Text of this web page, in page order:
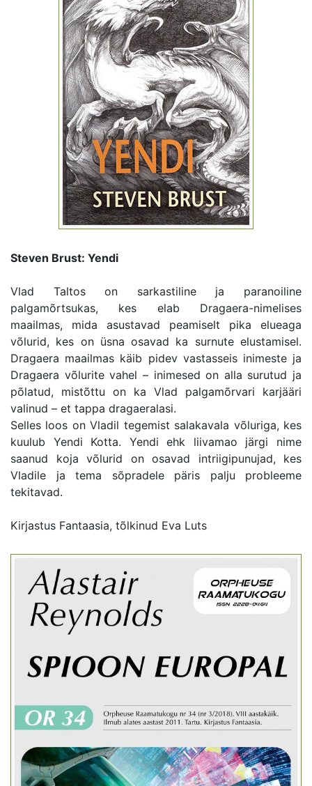
Steven Brust: Yendi
Vlad Taltos on sarkastiline ja paranoiline
palgamõrtsukas, kes elab Dragaera-nimelises
maailmas, mida asustavad peamiselt pika elueaga
võlurid, kes on üsna osavad ka surnute elustamisel.
Dragaera maailmas käib pidev vastasseis inimeste ja
Dragaera võlurite vahel – inimesed on alla surutud ja
põlatud, mistõttu on ka Vlad palgamõrvari karjääri
valinud – et tappa dragaeralasi.
Selles loos on Vladil tegemist salakavala võluriga, kes
kuulub Yendi Kotta. Yendi ehk liivamao järgi nime
saanud koja võlurid on osavad intriigipunujad, kes
Vladile ja tema sõpradele päris palju probleeme
tekitavad.
Kirjastus Fantaasia, tõlkinud Eva Luts